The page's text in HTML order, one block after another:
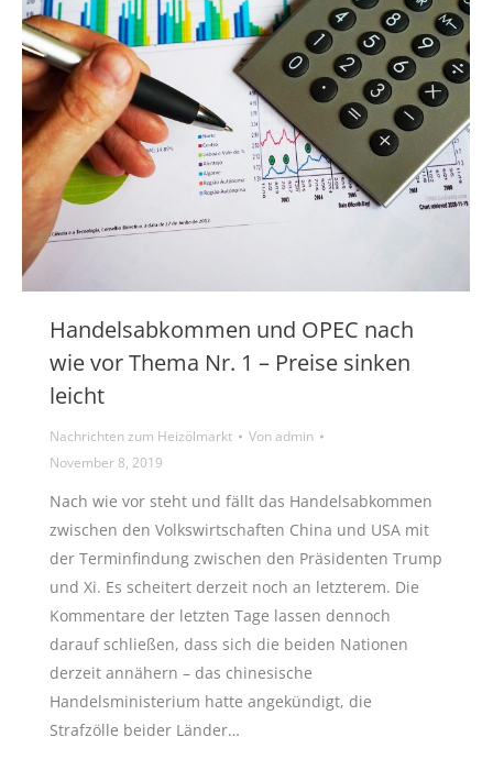
Handelsabkommen und OPEC nach
wie vor Thema Nr. 1 – Preise sinken
leicht
Nachrichten zum Heizölmarkt Vonadmin
November 8, 2019
Nach wie vor steht und fällt das Handelsabkommen
zwischen den Volkswirtschaften China und USA mit
der Terminfindung zwischen den Präsidenten Trump
und Xi. Es scheitert derzeit noch an letzterem. Die
Kommentare der letzten Tage lassen dennoch
darauf schließen, dass sich die beiden Nationen
derzeit annähern – das chinesische
Handelsministerium hatte angekündigt, die
Strafzölle beider Länder…